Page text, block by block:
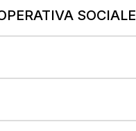
SOCIALE